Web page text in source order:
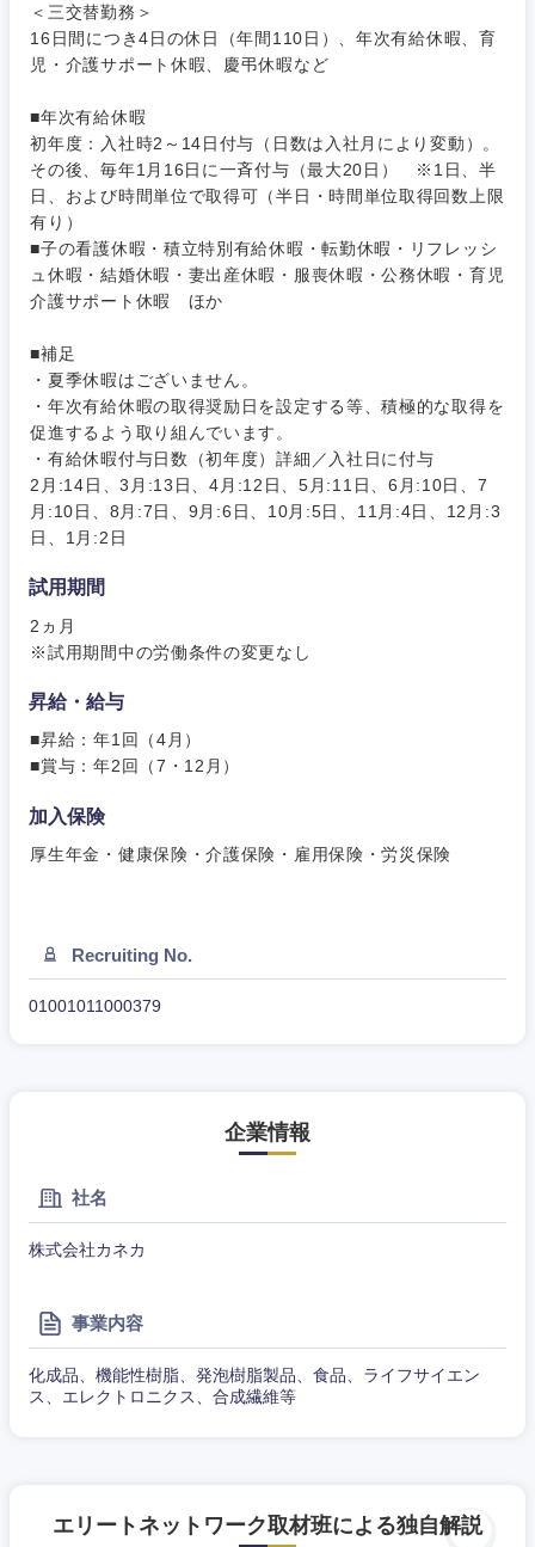
＜三交替勤務＞
16日間につき4日の休日（年間110日）、年次有給休暇、育
児・介護サポート休暇、慶弔休暇など
■年次有給休暇
初年度：入社時2～14日付与（日数は入社月により変動）。
その後、毎年1月16日に一斉付与（最大20日） ※1日、半
日、および時間単位で取得可（半日・時間単位取得回数上限
有り）
■子の看護休暇・積立特別有給休暇・転勤休暇・リフレッシ
ュ休暇・結婚休暇・妻出産休暇・服喪休暇・公務休暇・育児
介護サポート休暇 ほか
■補足
・夏季休暇はございません。
・年次有給休暇の取得奨励日を設定する等、積極的な取得を
促進するよう取り組んでいます。
・有給休暇付与日数（初年度）詳細／入社日に付与
2月:14日、3月:13日、4月:12日、5月:11日、6月:10日、7
月:10日、8月:7日、9月:6日、10月:5日、11月:4日、12月:3
日、1月:2日
試用期間
2ヵ月
※試用期間中の労働条件の変更なし
昇給・給与
■昇給：年1回（4月）
■賞与：年2回（7・12月）
加入保険
厚生年金・健康保険・介護保険・雇用保険・労災保険
Recruiting No.
01001011000379
企業情報
社名
株式会社カネカ
事業内容
化成品、機能性樹脂、発泡樹脂製品、食品、ライフサイエン
ス、エレクトロニクス、合成繊維等
エリートネットワーク取材班による独自解説
東海地方
岐阜県 静岡県
近畿地方
大阪府
奈良県